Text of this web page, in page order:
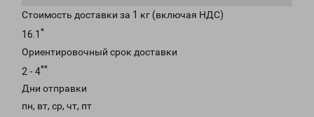
Стоимость доставки за 1 кг (включая НДС)
16.1 *
Ориентировочный срок доставки
2 - 4**
Дни отправки
пн, вт, ср, чт, пт